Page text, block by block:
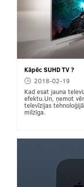
Kāpēc SUHD TV ?
2018-02-19
Kad esat jauna
efektu.Un, ņemot
televīzijas
milzīga.